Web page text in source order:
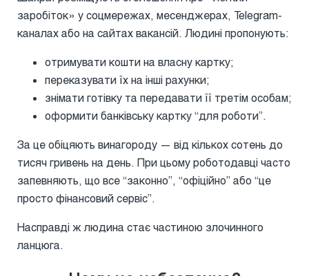
заробіток» у соцмережах, месенджерах, Telegram-
каналах або на сайтах вакансій. Людині пропонують:
отримувати кошти на власну картку;
переказувати їх на інші рахунки;
знімати готівку та передавати її третім особам;
оформити банківську картку “для роботи”.
За це обіцяють винагороду — від кількох сотень до
тисяч гривень на день. При цьому роботодавці часто
запевняють, що все “законно”, “офіційно” або “це
просто фінансовий сервіс”.
Насправді ж людина стає частиною злочинного
ланцюга.